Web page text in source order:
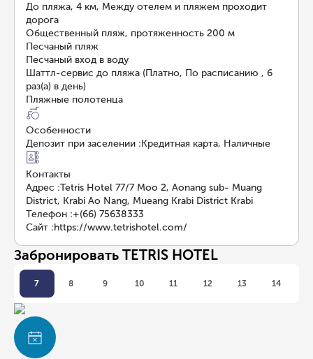
До пляжа, 4 км, Между отелем и пляжем проходит
дорога
Общественный пляж, протяженность 200 м
Песчаный пляж
Песчаный вход в воду
Шаттл-сервис до пляжа (Платно, По расписанию , 6
раз(а) в день)
Пляжные полотенца
Особенности
Депозит при заселении :Кредитная карта, Наличные
Контакты
Адрес :Tetris Hotel 77/7 Moo 2, Aonang sub- Muang
District, Krabi Ao Nang, Mueang Krabi District Krabi
Телефон :+(66) 75638333
Сайт :https://www.tetrishotel.com/
Забронировать TETRIS HOTEL
7 8 9 10 11 12 13 14